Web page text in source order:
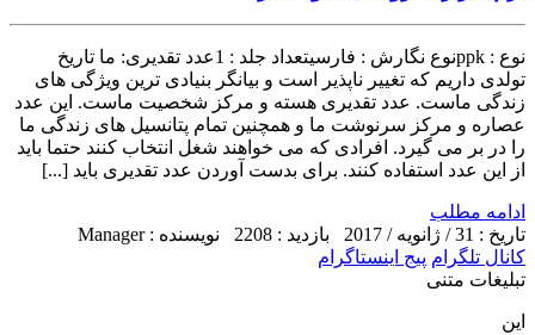
نوع : ppkنوع نگارش : فارسیتعداد جلد : 1عدد تقدیری: ما تاریخ
تولدی داریم که تغییر ناپذیر است و بیانگر بنیادی ترین ویژگی های
زندگی ماست. عدد تقدیری هسته و مرکز شخصیت ماست. این عدد
عصاره و مرکز سرنوشت ما و همچنین تمام پتانسیل های زندگی ما
را در بر می گیرد. افرادی که می خواهند شغل انتخاب کنند حتما باید
از این عدد استفاده کنند. برای بدست آوردن عدد تقدیری باید [...]
ادامه مطلب
تاریخ : 31 / ژانویه / 2017
بازدید : 2208
نویسنده : Manager
کانال تلگرام پیج اینستاگرام
تبلیغات متنی
این